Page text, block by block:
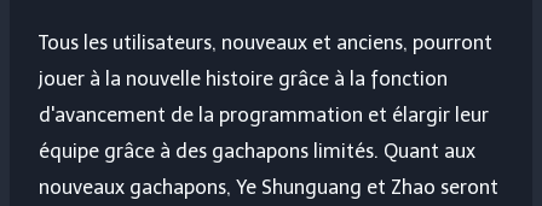
Tous les utilisateurs, nouveaux et anciens, pourront
jouer à la nouvelle histoire grâce à la fonction
d'avancement de la programmation et élargir leur
équipe grâce à des gachapons limités. Quant aux
nouveaux gachapons, Ye Shunguang et Zhao seront